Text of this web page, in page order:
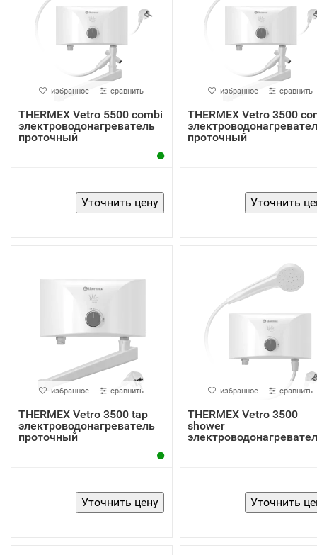
избранное сравнить
THERMEX Vetro 5500 combi
электроводонагреватель
проточный
избранное сравнить
THERMEX Vetro 3500
проточный
избранное сравнить
THERMEX Vetro 3500 tap
электроводонагреватель
проточный
избранное сравнить
THERMEX Vetro 3500
shower
проточный